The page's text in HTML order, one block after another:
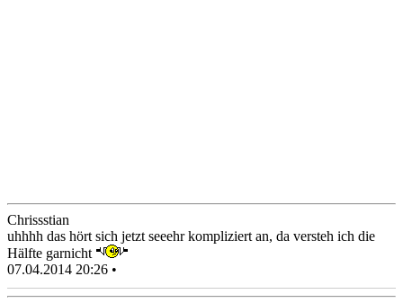
Chrissstian
uhhhh das hört sich jetzt seeehr kompliziert an, da versteh ich die
Hälfte garnicht
07.04.2014 20:26 •